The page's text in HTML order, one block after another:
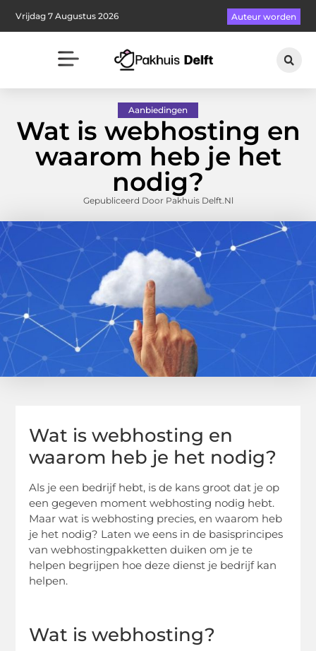
Vrijdag 7 Augustus 2026 Auteur worden
Aanbiedingen
Wat is webhosting en
waarom heb je het
nodig?
Gepubliceerd Door Pakhuis Delft.nl
Wat is webhosting en
waarom heb je het nodig?
Als je een bedrijf hebt, is de kans groot dat je op
een gegeven moment webhosting nodig hebt.
Maar wat is webhosting precies, en waarom heb
je het nodig? Laten we eens in de basisprincipes
van webhostingpakketten duiken om je te
helpen begrijpen hoe deze dienst je bedrijf kan
helpen.
Wat is webhosting?